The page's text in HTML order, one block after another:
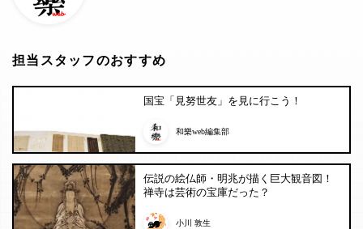
担当スタッフのおすすめ
国宝「見努世友」を見に行こう！
和樂web編集部
伝説の絵仏師・明兆が描く巨大観音図！
禅寺は芸術の宝庫だった？
小川 敦生